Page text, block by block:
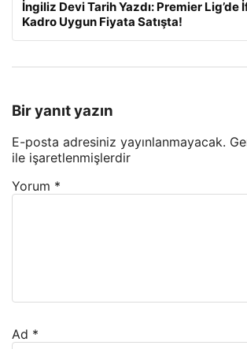
İngiliz Devi Tarih Yazdı: Premier Lig’de
Kadro Uygun Fiyata Satışta!
Bir yanıt yazın
E-posta adresiniz yayınlanmayacak.
ile işaretlenmişlerdir
Yorum *
Ad *